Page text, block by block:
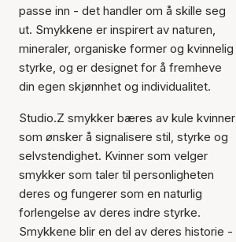
passe inn - det handler om å skille seg
ut. Smykkene er inspirert av naturen,
mineraler, organiske former og kvinnelig
styrke, og er designet for å fremheve
din egen skjønnhet og individualitet.
Studio.Z smykker bæres av kule kvinner
som ønsker å signalisere stil, styrke og
selvstendighet. Kvinner som velger
smykker som taler til personligheten
deres og fungerer som en naturlig
forlengelse av deres indre styrke.
Smykkene blir en del av deres historie -